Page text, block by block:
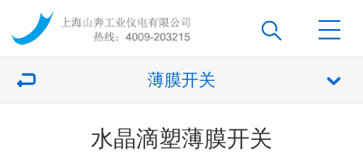
薄膜开关
水晶滴塑薄膜开关